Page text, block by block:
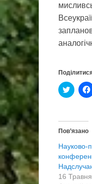
Н
а
н
і
т
,
щ
о
б
и
п
Пов’язано
Науково-
16